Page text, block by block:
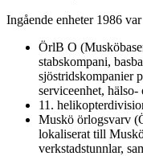
Ingående enheter 1986 var
ÖrlB O
stabskompani,
sjöstridskompanier
serviceenhet,
11.
Muskö örlogsvarv
lokaliserat till
verkstadstunnlar,